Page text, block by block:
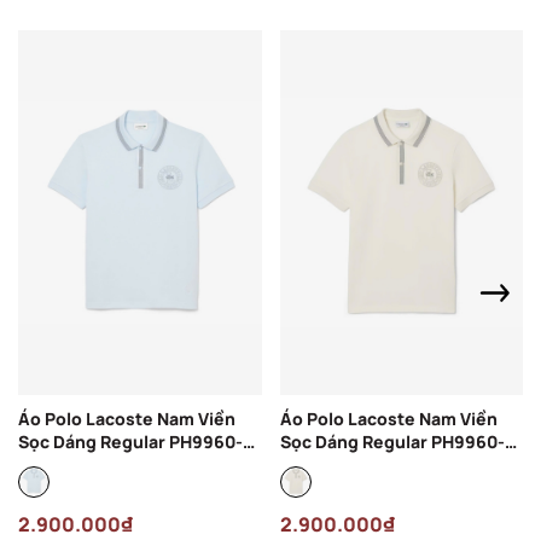
Áo Polo Lacoste Nam Viền
Sọc Dáng Regular PH9960-
00-T01 Màu Xanh Nhạt
2.900.000₫
Áo Polo Lacoste Nam Viền
Sọc Dáng Regular PH9960-
00-ARS Màu Kem
2.900.000₫